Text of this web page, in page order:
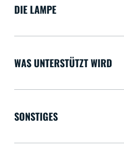
DIE LAMPE
WAS UNTERSTÜTZT WIRD
SONSTIGES